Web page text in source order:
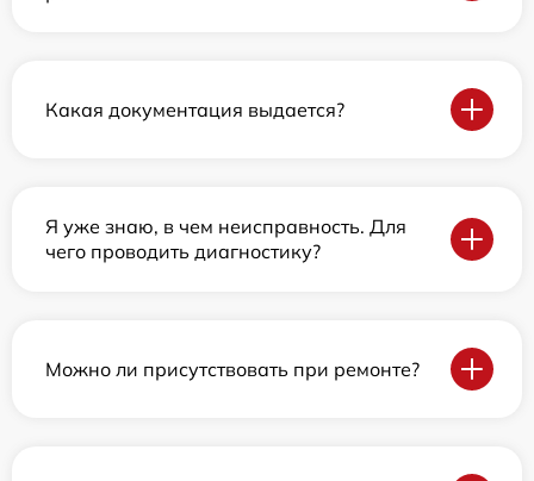
Какая документация выдается?
Я уже знаю, в чем неисправность. Для
чего проводить диагностику?
Можно ли присутствовать при ремонте?